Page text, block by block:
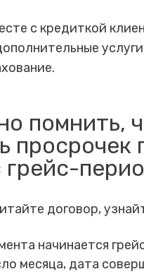
с кредиткой
помнить,
просрочек
грейс-
договор,
начинается
месяца, дата